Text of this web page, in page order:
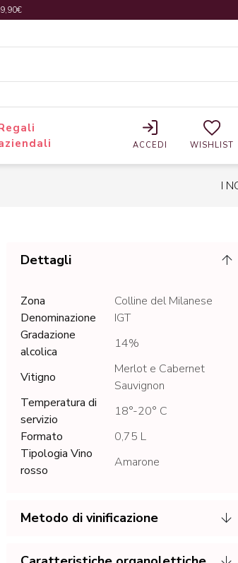
ACCEDI WISHLIST
I
Dettagli
Zona
Colline del Milanese
Denominazione
IGT
Gradazione
alcolica
14%
Vitigno
Merlot e Cabernet
Sauvignon
Temperatura di
servizio
18°-20° C
Formato
0,75 L
Tipologia Vino
rosso
Amarone
Metodo di vinificazione